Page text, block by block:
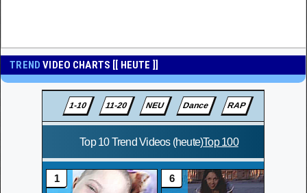
TRENDVIDEO CHARTS [[ HEUTE ]]